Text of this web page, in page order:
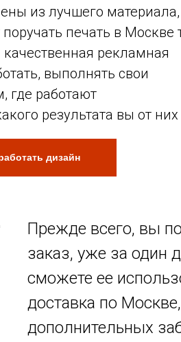
из лучшего
печать в Москве
рекламная
выполнять свои
где работают
результата вы от них
дизайн
Прежде всего, вы
заказ, уже за один
сможете ее
доставка по
дополнительных